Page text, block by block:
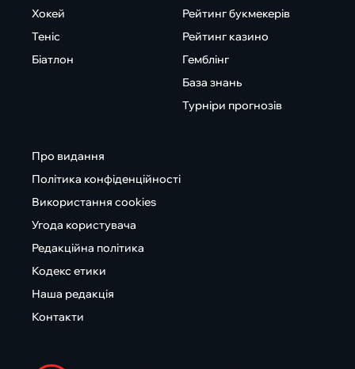
Хокей
Теніс
Біатлон
Рейтинг букмекерів
Рейтинг казино
Гемблінг
База знань
Турніри прогнозів
Про видання
Політика конфіденційності
Використання cookies
Угода користувача
Редакційна політика
Кодекс етики
Наша редакція
Контакти